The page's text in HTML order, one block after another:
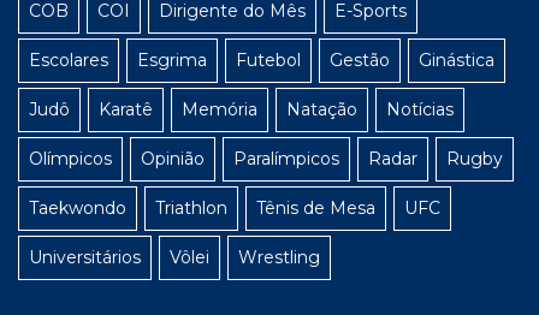
COB COI Dirigente do Mês E-Sports
Escolares Esgrima Futebol Gestão Ginástica
Judô Karatê Memória Natação Notícias
Olímpicos Opinião Paralímpicos Radar Rugby
Taekwondo Triathlon Tênis de Mesa UFC
Universitários Vôlei Wrestling